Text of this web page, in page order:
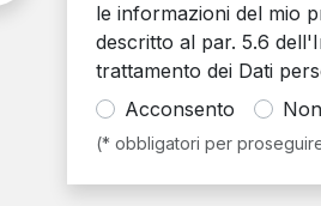
le informazioni del mio
descritto al par. 5.6
trattamento dei Dati
Acconsento
(* obbligatori per